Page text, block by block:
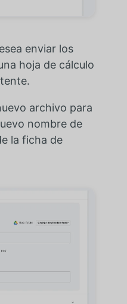
enviar los
hoja de cálculo
archivo para
nombre de
la ficha de